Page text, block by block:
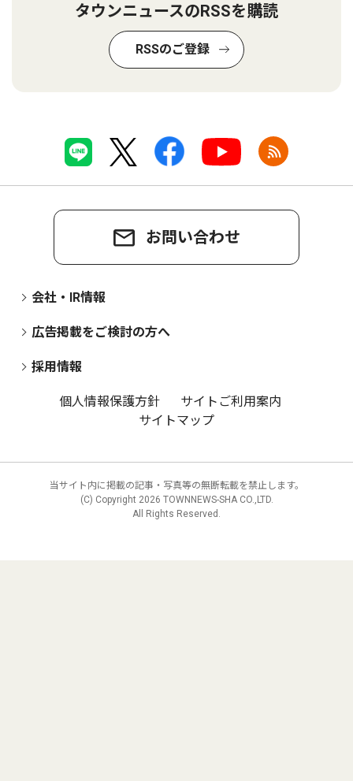
タウンニュースのRSSを購読
RSSのご登録
お問い合わせ
会社・IR情報
広告掲載をご検討の方へ
採用情報
個人情報保護方針
サイトご利用案内
サイトマップ
当サイト内に掲載の記事・写真等の無断転載を禁止します。
(C) Copyright 2026 TOWNNEWS-SHA CO.,LTD.
All Rights Reserved.